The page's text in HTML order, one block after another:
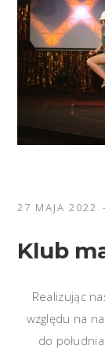
27 MAJA 2022
Klub
Realizując
względu na
do